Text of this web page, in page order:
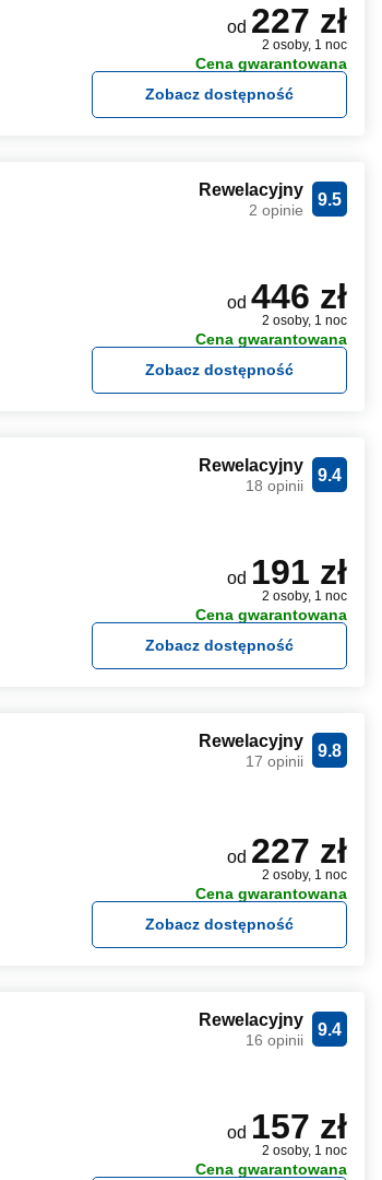
od 227 zł
2 osoby, 1 noc
Cena gwarantowana
Zobacz dostępność
9.5
Rewelacyjny
2 opinie
od 446 zł
2 osoby, 1 noc
Cena gwarantowana
Zobacz dostępność
9.4
Rewelacyjny
18 opinii
od 191 zł
2 osoby, 1 noc
Cena gwarantowana
Zobacz dostępność
9.8
Rewelacyjny
17 opinii
od 227 zł
2 osoby, 1 noc
Cena gwarantowana
Zobacz dostępność
9.4
Rewelacyjny
16 opinii
od 157 zł
2 osoby, 1 noc
Cena gwarantowana